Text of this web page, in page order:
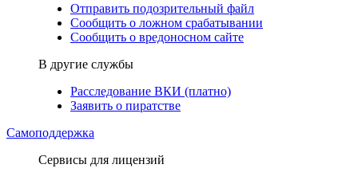
Отправить подозрительный файл
Сообщить о ложном срабатывании
Сообщить о вредоносном сайте
В другие службы
Расследование ВКИ (платно)
Заявить о пиратстве
Самоподдержка
Сервисы для лицензий